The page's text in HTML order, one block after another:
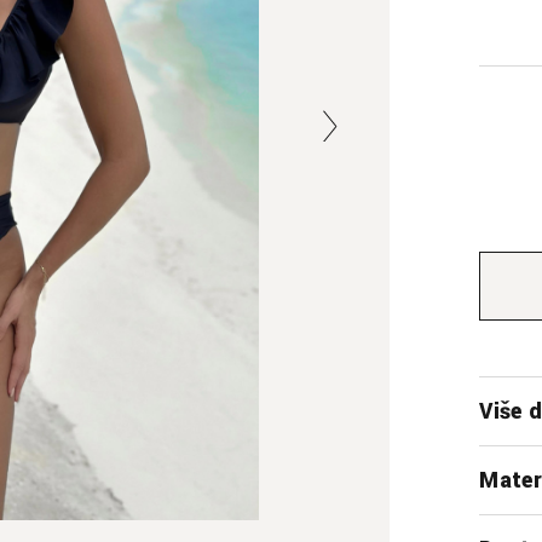
Više